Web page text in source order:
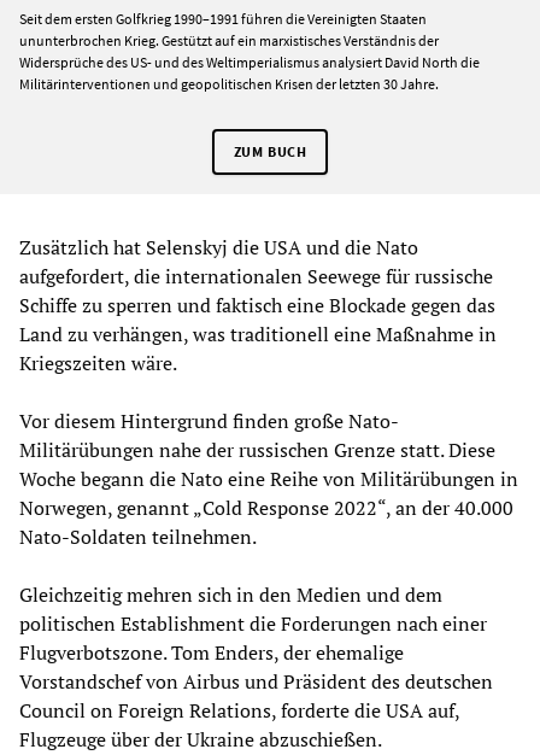
Seit dem ersten Golfkrieg 1990–1991 führen die Vereinigten Staaten
ununterbrochen Krieg. Gestützt auf ein marxistisches Verständnis der
Widersprüche des US- und des Weltimperialismus analysiert David North die
Militärinterventionen und geopolitischen Krisen der letzten 30 Jahre.
ZUM BUCH
Zusätzlich hat Selenskyj die USA und die Nato
aufgefordert, die internationalen Seewege für russische
Schiffe zu sperren und faktisch eine Blockade gegen das
Land zu verhängen, was traditionell eine Maßnahme in
Kriegszeiten wäre.
Vor diesem Hintergrund finden große Nato-
Militärübungen nahe der russischen Grenze statt. Diese
Woche begann die Nato eine Reihe von Militärübungen in
Norwegen, genannt „Cold Response 2022“, an der 40.000
Nato-Soldaten teilnehmen.
Gleichzeitig mehren sich in den Medien und dem
politischen Establishment die Forderungen nach einer
Flugverbotszone. Tom Enders, der ehemalige
Vorstandschef von Airbus und Präsident des deutschen
Council on Foreign Relations, forderte die USA auf,
Flugzeuge über der Ukraine abzuschießen.